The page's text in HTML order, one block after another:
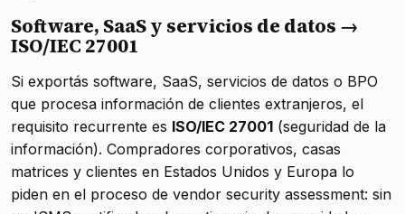
Software, SaaS y servicios de datos →
ISO/IEC 27001
Si exportás software, SaaS, servicios de datos o BPO
que procesa información de clientes extranjeros, el
requisito recurrente es ISO/IEC 27001 (seguridad de la
información). Compradores corporativos, casas
matrices y clientes en Estados Unidos y Europa lo
piden en el proceso de vendor security assessment: sin